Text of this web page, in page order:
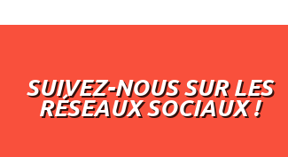
SUIVEZ-NOUS SUR LES
RÉSEAUX SOCIAUX !